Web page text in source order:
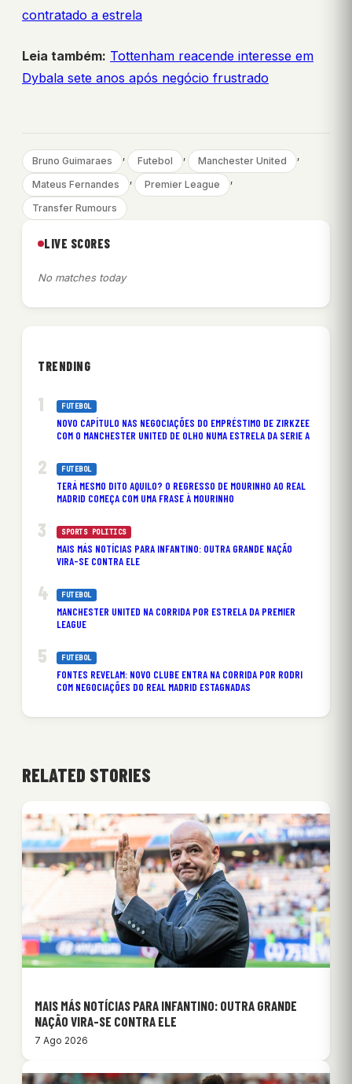
contratado a estrela
Leia também: Tottenham reacende interesse em
Dybala sete anos após negócio frustrado
Bruno Guimaraes , Futebol , Manchester United ,
Mateus Fernandes , Premier League ,
Transfer Rumours
LIVE SCORES
No matches today
TRENDING
FUTEBOL
NOVO CAPÍTULO NAS NEGOCIAÇÕES DO EMPRÉSTIMO DE ZIRKZEE
COM O MANCHESTER UNITED DE OLHO NUMA ESTRELA DA SERIE A
FUTEBOL
TERÁ MESMO DITO AQUILO? O REGRESSO DE MOURINHO AO REAL
MADRID COMEÇA COM UMA FRASE À MOURINHO
SPORTS POLITICS
MAIS MÁS NOTÍCIAS PARA INFANTINO: OUTRA GRANDE NAÇÃO
VIRA-SE CONTRA ELE
FUTEBOL
MANCHESTER UNITED NA CORRIDA POR ESTRELA DA PREMIER
LEAGUE
FUTEBOL
FONTES REVELAM: NOVO CLUBE ENTRA NA CORRIDA POR RODRI
COM NEGOCIAÇÕES DO REAL MADRID ESTAGNADAS
RELATED STORIES
MAIS MÁS NOTÍCIAS PARA INFANTINO: OUTRA GRANDE
NAÇÃO VIRA-SE CONTRA ELE
7 Ago 2026